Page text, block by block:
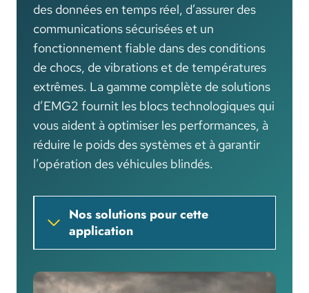
des données en temps réel, d’assurer des
communications sécurisées et un
fonctionnement fiable dans des conditions
de chocs, de vibrations et de températures
extrêmes. La gamme complète de solutions
d’EMG2 fournit les blocs technologiques qui
vous aident à optimiser les performances, à
réduire le poids des systèmes et à garantir
l’opération des véhicules blindés.
Nos solutions pour cette
application